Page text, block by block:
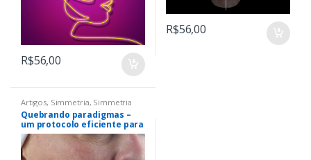
R$56,00
R$56,00
Artigos, Simmetria, Simmetria
Quebrando paradigmas –
um protocolo eficiente para
harmonizar e rejuvenescer
a face associando
tratamentos